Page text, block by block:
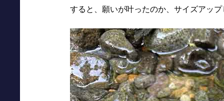
すると、願いが叶ったのか、サイズアッ